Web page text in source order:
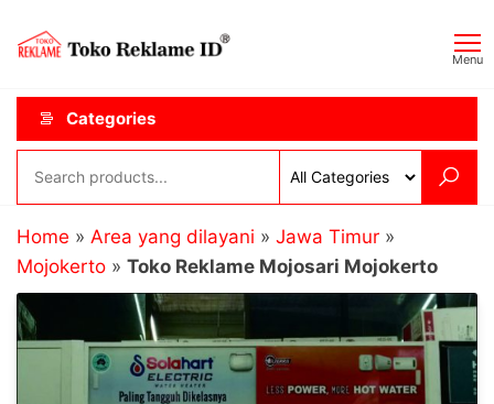
content
ID
Menu
Categories
Home » Area yang dilayani » Jawa Timur »
Mojokerto » Toko Reklame Mojosari Mojokerto